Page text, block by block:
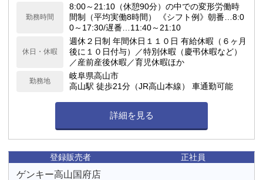
勤務時間
8:00～21:10（休憩90分）の中での変形労働時
間制（平均実働8時間） 《シフト例》朝番…8:0
0～17:30/遅番…11:40～21:10
休日・休暇
週休２日制 年間休日１１０日 有給休暇（６ヶ月
後に１０日付与）／特別休暇（慶弔休暇など）
／産前産後休暇／育児休暇ほか
勤務地
岐阜県高山市
高山駅 徒歩21分（JR高山本線） 車通勤可能
詳細を見る
登録販売者 正社員
ゲンキー高山国府店